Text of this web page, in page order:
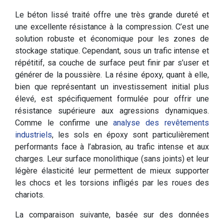
Le béton lissé traité offre une très grande dureté et
une excellente résistance à la compression. C’est une
solution robuste et économique pour les zones de
stockage statique. Cependant, sous un trafic intense et
répétitif, sa couche de surface peut finir par s’user et
générer de la poussière. La résine époxy, quant à elle,
bien que représentant un investissement initial plus
élevé, est spécifiquement formulée pour offrir une
résistance supérieure aux agressions dynamiques.
Comme le confirme uneanalyse des revêtements
industriels, les sols en époxy sont particulièrement
performants face à l’abrasion, au trafic intense et aux
charges. Leur surface monolithique (sans joints) et leur
légère élasticité leur permettent de mieux supporter
les chocs et les torsions infligés par les roues des
chariots.
La comparaison suivante, basée sur des données